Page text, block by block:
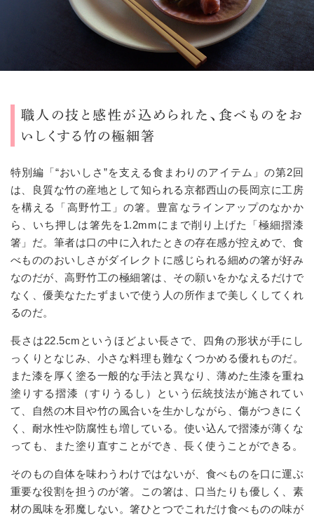
職人の技と感性が込められた、食べものをお
いしくする竹の極細箸
特別編「“おいしさ”を支える食まわりのアイテム」の第2回
は、良質な竹の産地として知られる京都西山の長岡京に工房
を構える「高野竹工」の箸。豊富なラインアップのなかか
ら、いち押しは箸先を1.2mmにまで削り上げた「極細摺漆
箸」だ。筆者は口の中に入れたときの存在感が控えめで、食
べもののおいしさがダイレクトに感じられる細めの箸が好み
なのだが、高野竹工の極細箸は、その願いをかなえるだけで
なく、優美なたたずまいで使う人の所作まで美しくしてくれ
るのだ。
長さは22.5cm というほどよい長さで、四角の形状が手にし
っくりとなじみ、小さな料理も難なくつかめる優れものだ。
また漆を厚く塗る一般的な手法と異なり、薄めた生漆を重ね
塗りする摺漆（すりうるし）という伝統技法が施されてい
て、自然の木目や竹の風合いを生かしながら、傷がつきにく
く、耐水性や防腐性も増している。使い込んで摺漆が薄くな
っても、また塗り直すことができ、長く使うことができる。
そのもの自体を味わうわけではないが、食べものを口に運ぶ
重要な役割を担うのが箸。この箸は、口当たりも優しく、素
材の風味を邪魔しない。箸ひとつでこれだけ食べものの味が